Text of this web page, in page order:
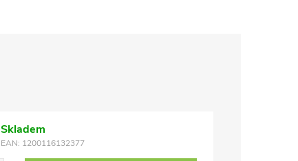
Skladem
EAN: 1200116132377